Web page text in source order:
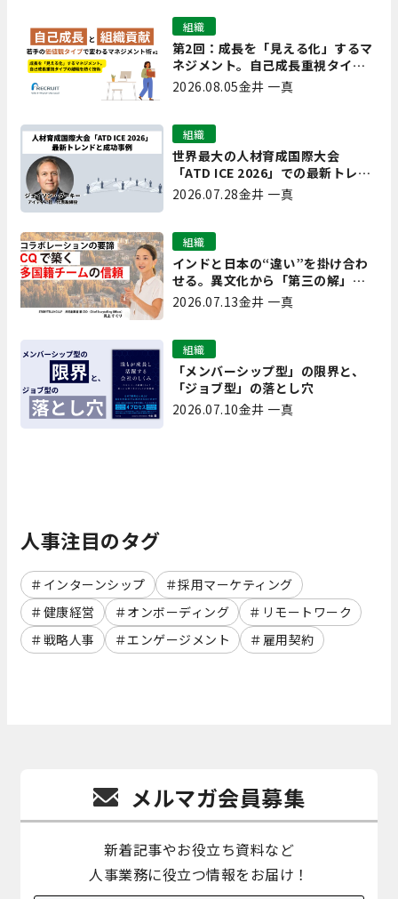
第2回：成長を「見える化」するマ
ネジメント。自己成長重視タイプ
の離職を防ぐ技術
組織
2026.08.05金井 一真
世界最大の人材育成国際大会
「ATD ICE 2026」での最新トレン
ドと成功事例｜「重要で実用的
な、日本にも合う」ホットトピッ
組織
2026.07.28金井 一真
インドと日本の“違い”を掛け合わ
せる。異文化から「第三の解」を
生み出す実践【現場を変えるCQ白
組織
2026.07.13金井 一真
「メンバーシップ型」の限界と、
「ジョブ型」の落とし穴
組織
2026.07.10金井 一真
人事注目のタグ
インターンシップ
採用マーケティング
健康経営
オンボーディング
リモートワーク
戦略人事
エンゲージメント 雇用契約
メルマガ会員募集
新着記事やお役立ち資料など
人事業務に役立つ情報をお届け！